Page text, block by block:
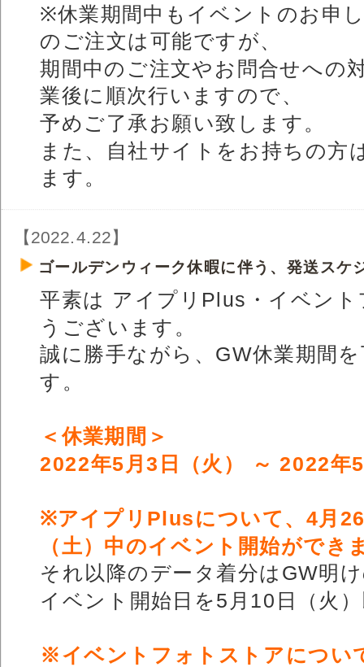
※休業期間中もイベントのお申
のご注文は可能ですが、
期間中のご注文やお問合せへの
業後に順次行いますので、
予めご了承お願い致します。
また、自社サイトをお持ちの方
ます。
【2022.4.22】
ゴールデンウィーク休暇に伴う、発送スケ
平素は アイプリPlus・イベン
うございます。
誠に勝手ながら、GW休業期間
す。
＜休業期間＞
2022年5月3日（火） ～ 2022年
※アイプリPlusについて、4月
（土）中のイベント開始ができ
それ以降のデータ着分はGW明
イベント開始日を5月10日（火
※イベントフォトストアについ